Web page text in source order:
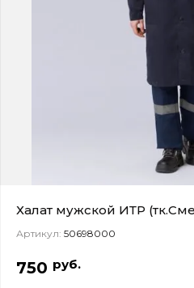
Халат мужской ИТР
Артикул: 50698000
750 руб.